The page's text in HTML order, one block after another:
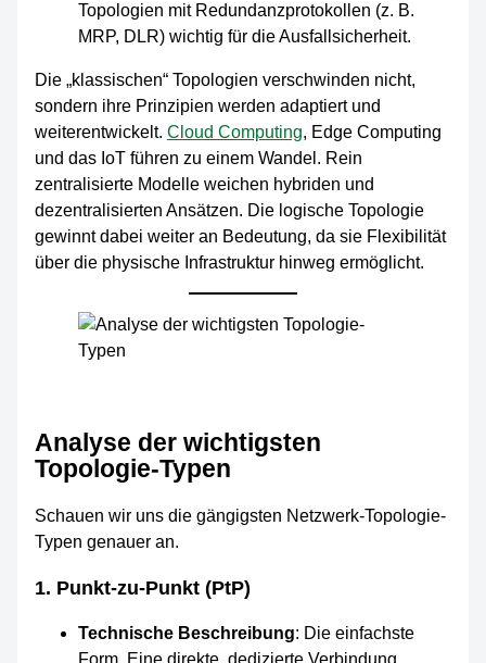
Topologien mit Redundanzprotokollen (z. B.
MRP, DLR) wichtig für die Ausfallsicherheit.
Die „klassischen“ Topologien verschwinden nicht,
sondern ihre Prinzipien werden adaptiert und
weiterentwickelt. Cloud Computing, Edge Computing
und das IoT führen zu einem Wandel. Rein
zentralisierte Modelle weichen hybriden und
dezentralisierten Ansätzen. Die logische Topologie
gewinnt dabei weiter an Bedeutung, da sie Flexibilität
über die physische Infrastruktur hinweg ermöglicht.
Analyse der wichtigsten
Topologie-Typen
Schauen wir uns die gängigsten Netzwerk-Topologie-
Typen genauer an.
1. Punkt-zu-Punkt (PtP)
Technische Beschreibung: Die einfachste
Form. Eine direkte, dedizierte Verbindung